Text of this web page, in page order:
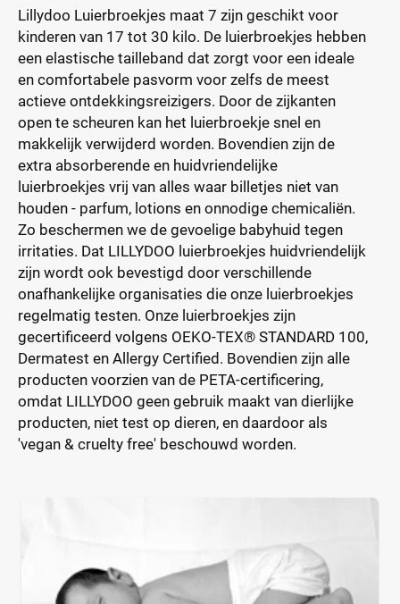
Lillydoo Luierbroekjes maat 7 zijn geschikt voor
kinderen van 17 tot 30 kilo. De luierbroekjes hebben
een elastische tailleband dat zorgt voor een ideale
en comfortabele pasvorm voor zelfs de meest
actieve ontdekkingsreizigers. Door de zijkanten
open te scheuren kan het luierbroekje snel en
makkelijk verwijderd worden. Bovendien zijn de
extra absorberende en huidvriendelijke
luierbroekjes vrij van alles waar billetjes niet van
houden - parfum, lotions en onnodige chemicaliën.
Zo beschermen we de gevoelige babyhuid tegen
irritaties. Dat LILLYDOO luierbroekjes huidvriendelijk
zijn wordt ook bevestigd door verschillende
onafhankelijke organisaties die onze luierbroekjes
regelmatig testen. Onze luierbroekjes zijn
gecertificeerd volgens OEKO-TEX® STANDARD 100,
Dermatest en Allergy Certified. Bovendien zijn alle
producten voorzien van de PETA-certificering,
omdat LILLYDOO geen gebruik maakt van dierlijke
producten, niet test op dieren, en daardoor als
'vegan & cruelty free' beschouwd worden.